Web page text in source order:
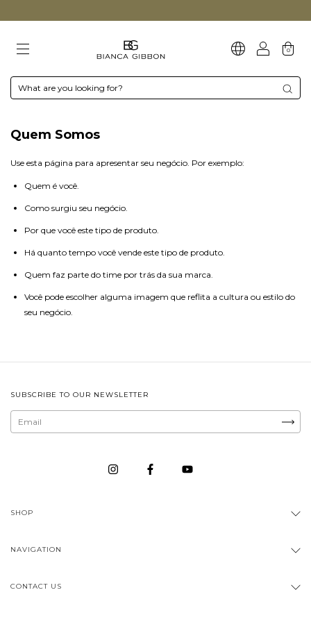
0
Quem Somos
Use esta página para apresentar seu negócio. Por exemplo:
Quem é você.
Como surgiu seu negócio.
Por que você este tipo de produto.
Há quanto tempo você vende este tipo de produto.
Quem faz parte do time por trás da sua marca.
Você pode escolher alguma imagem que reflita a cultura ou estilo do
seu negócio.
SUBSCRIBE TO OUR NEWSLETTER
SHOP
NAVIGATION
CONTACT US